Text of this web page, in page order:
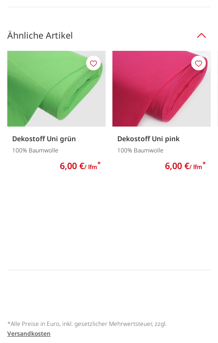
Ähnliche Artikel
Dekostoff Uni grün
100% Baumwolle
6,00 €/ lfm*
Merken
Dekostoff Uni pink
100% Baumwolle
6,00 €/ lfm*
*Alle Preise in Euro, inkl. gesetzlicher Mehrwertsteuer, zzgl.
Versandkosten